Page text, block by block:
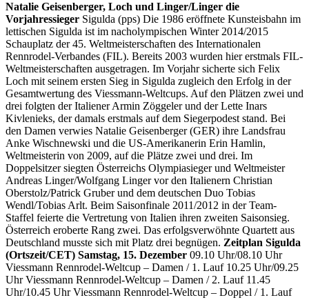
Natalie Geisenberger, Loch und Linger/Linger die
Vorjahressieger Sigulda (pps) Die 1986 eröffnete Kunsteisbahn im
lettischen Sigulda ist im nacholympischen Winter 2014/2015
Schauplatz der 45. Weltmeisterschaften des Internationalen
Rennrodel-Verbandes (FIL). Bereits 2003 wurden hier erstmals FIL-
Weltmeisterschaften ausgetragen. Im Vorjahr sicherte sich Felix
Loch mit seinem ersten Sieg in Sigulda zugleich den Erfolg in der
Gesamtwertung des Viessmann-Weltcups. Auf den Plätzen zwei und
drei folgten der Italiener Armin Zöggeler und der Lette Inars
Kivlenieks, der damals erstmals auf dem Siegerpodest stand. Bei
den Damen verwies Natalie Geisenberger (GER) ihre Landsfrau
Anke Wischnewski und die US-Amerikanerin Erin Hamlin,
Weltmeisterin von 2009, auf die Plätze zwei und drei. Im
Doppelsitzer siegten Österreichs Olympiasieger und Weltmeister
Andreas Linger/Wolfgang Linger vor den Italienern Christian
Oberstolz/Patrick Gruber und dem deutschen Duo Tobias
Wendl/Tobias Arlt. Beim Saisonfinale 2011/2012 in der Team-
Staffel feierte die Vertretung von Italien ihren zweiten Saisonsieg.
Österreich eroberte Rang zwei. Das erfolgsverwöhnte Quartett aus
Deutschland musste sich mit Platz drei begnügen. Zeitplan Sigulda
(Ortszeit/CET) Samstag, 15. Dezember 09.10 Uhr/08.10 Uhr
Viessmann Rennrodel-Weltcup – Damen / 1. Lauf 10.25 Uhr/09.25
Uhr Viessmann Rennrodel-Weltcup – Damen / 2. Lauf 11.45
Uhr/10.45 Uhr Viessmann Rennrodel-Weltcup – Doppel / 1. Lauf